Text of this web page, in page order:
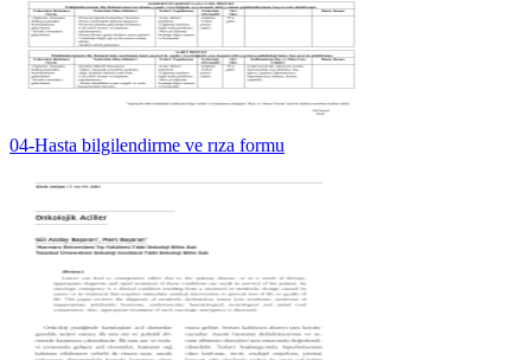
04-Hasta bilgilendirme ve rıza formu